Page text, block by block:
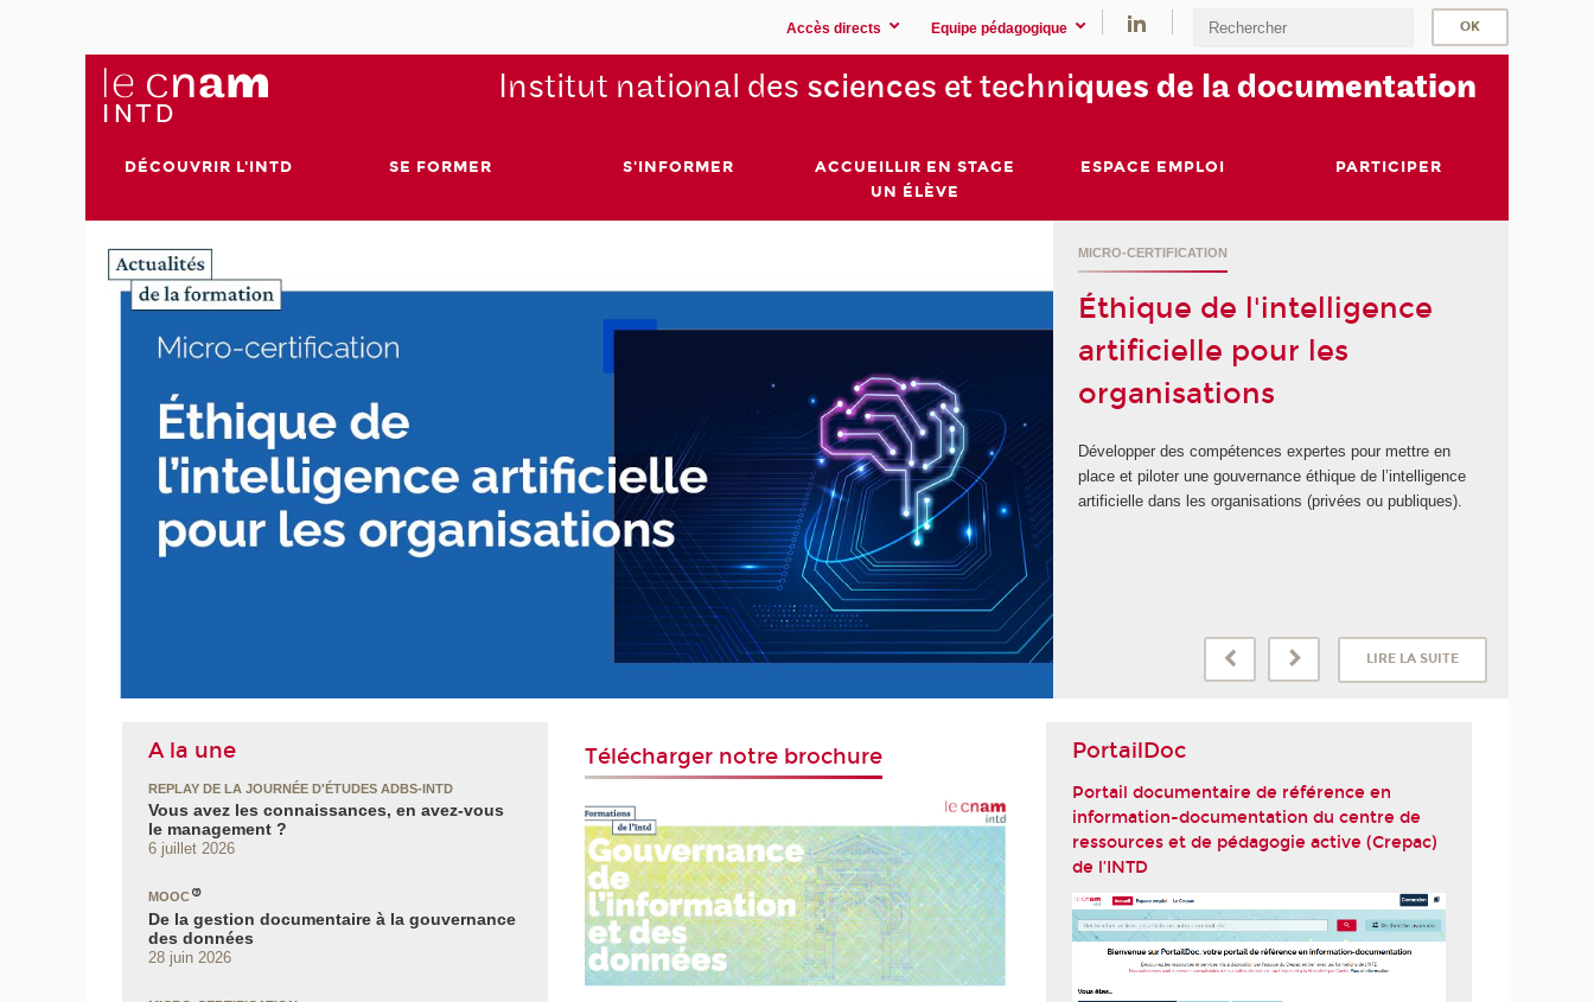
Accès directs Equipe pédagogique
Institut national des sciences et techniques de la documentation
DÉCOUVRIR L'INTD SE FORMER S'INFORMER
ACCUEILLIR EN STAGE
UN ÉLÈVE
ESPACE EMPLOI PARTICIPER
MICRO-CERTIFICATION
Éthique de l'intelligence
artificielle pour les
organisations
Développer des compétences expertes pour mettre en
place et piloter une gouvernance éthique de l’intelligence
artificielle dans les organisations (privées ou publiques).
LIRE LA SUITE
A la une
REPLAY DE LA JOURNÉE D'ÉTUDES ADBS-INTD
Vous avez les connaissances, en avez‑vous
le management ?
6 juillet 2026
MOOC
De la gestion documentaire à la gouvernance
des données
28 juin 2026
Télécharger notre brochure PortailDoc
Portail documentaire de référence en
information-documentation du centre de
ressources et de pédagogie active (Crepac)
de l’INTD